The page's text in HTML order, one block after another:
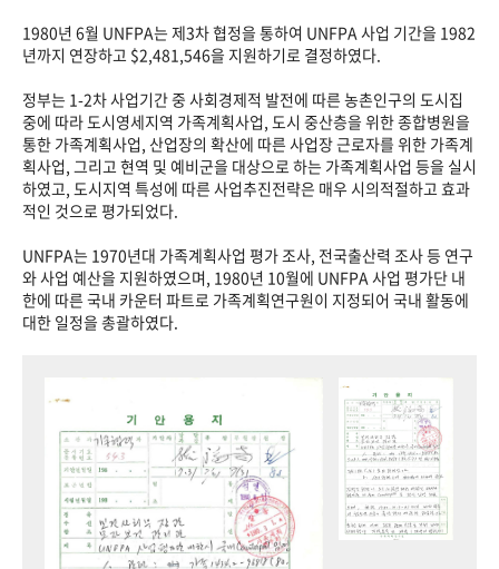
1980년 6월 UNFPA는 제3차 협정을 통하여 UNFPA 사업 기간을 1982
년까지 연장하고 $2,481,546을 지원하기로 결정하였다.
정부는 1-2차 사업기간 중 사회경제적 발전에 따른 농촌인구의 도시집
중에 따라 도시영세지역 가족계획사업, 도시 중산층을 위한 종합병원을
통한 가족계획사업, 산업장의 확산에 따른 사업장 근로자를 위한 가족계
획사업, 그리고 현역 및 예비군을 대상으로 하는 가족계획사업 등을 실시
하였고, 도시지역 특성에 따른 사업추진전략은 매우 시의적절하고 효과
적인 것으로 평가되었다.
UNFPA는 1970년대 가족계획사업 평가 조사, 전국출산력 조사 등 연구
와 사업 예산을 지원하였으며, 1980년 10월에 UNFPA 사업 평가단 내
한에 따른 국내 카운터 파트로 가족계획연구원이 지정되어 국내 활동에
대한 일정을 총괄하였다.